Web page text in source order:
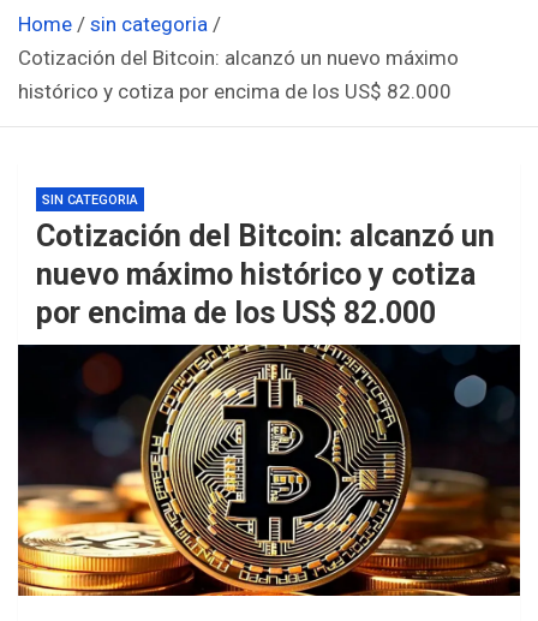
Home
sin categoria
Cotización del Bitcoin: alcanzó un nuevo máximo
histórico y cotiza por encima de los US$ 82.000
SIN CATEGORIA
Cotización del Bitcoin: alcanzó un
nuevo máximo histórico y cotiza
por encima de los US$ 82.000